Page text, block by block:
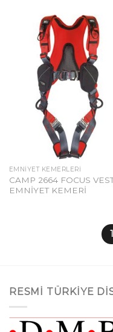
EMNIYET KEMERLERI
CAMP 2664 FOCUS
EMNİYET KEMERİ
1
RESMI TÜRKIYE